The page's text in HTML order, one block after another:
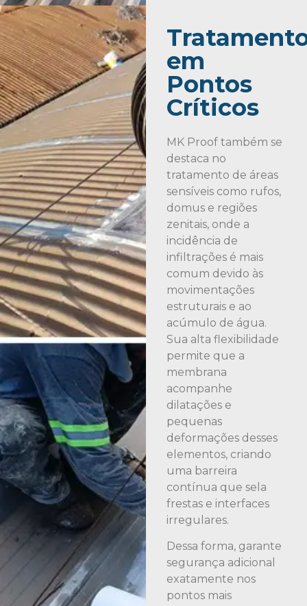
em
Pontos
Críticos
MK Proof também se
destaca no
tratamento de áreas
sensíveis como rufos,
domus e regiões
zenitais, onde a
incidência de
infiltrações é mais
comum devido às
movimentações
estruturais e ao
acúmulo de água.
Sua alta flexibilidade
permite que a
membrana
acompanhe
dilatações e
pequenas
deformações desses
elementos, criando
uma barreira
contínua que sela
frestas e interfaces
irregulares.
Dessa forma, garante
segurança adicional
exatamente nos
pontos mais